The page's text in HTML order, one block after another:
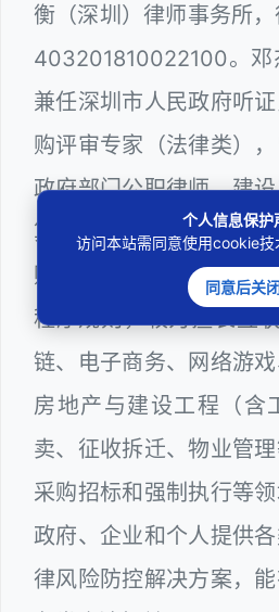
衡（深圳）律师事务所
403201810022100。邓
兼任深圳市人民政府听
购评审专家（法律类）
政府部门公职律师、建
算机信息网络安全员，
购等政府系统工作多年
程序规则，较为擅长互
链、电子商务、网络游戏
房地产与建设工程（含
卖、征收拆迁、物业管理
采购招标和强制执行等
政府、企业和个人提供
律风险防控解决方案，
个人信息保护
访问本站需同意使用cookie技
同意后关